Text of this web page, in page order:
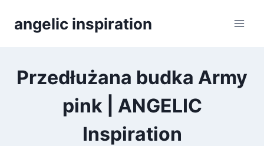
angelic inspiration
Przedłużana budka Army
pink | ANGELIC
Inspiration